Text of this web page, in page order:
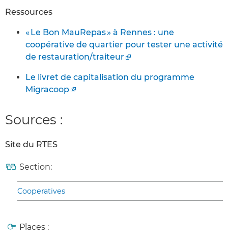
Ressources
« Le Bon MauRepas » à Rennes : une
coopérative de quartier pour tester une activité
de restauration/traiteur
Le livret de capitalisation du programme
Migracoop
Sources :
Site du RTES
Section:
Cooperatives
Places :